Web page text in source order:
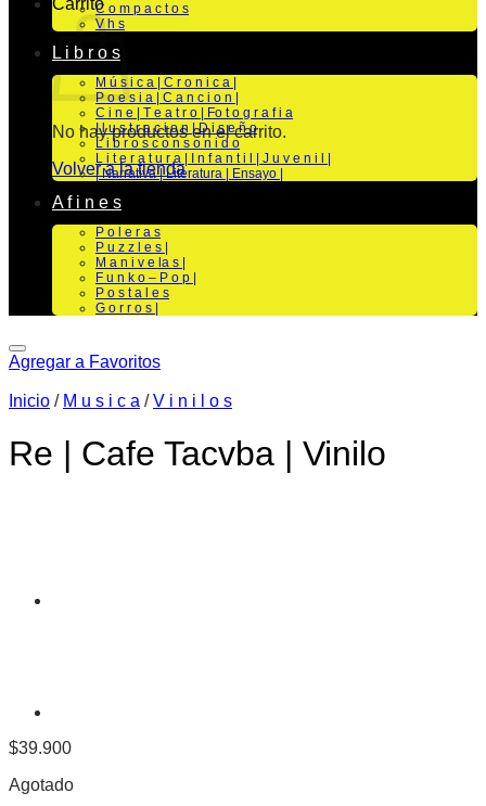
No hay productos en el carrito.
Volver a la tienda
C o m p a c t o s
V h s
L i b r o s
M ú s i c a | C r o n i c a |
P o e s i a | C a n c i o n |
C i n e | T e a t r o | Fo t o g r a f i a
I l u s t r a c i o n | D i s e ñ o
L i b r o s c o n s o n i d o
L i t e r a t u r a | I n f a n t i l | J u v e n i l |
| Narrativa | Literatura | Ensayo |
A f i n e s
P o l e r a s
P u z z l e s |
M a n i v e la s |
F u n k o – P o p |
P o s t a l e s
G o r r o s |
Agregar a Favoritos
Inicio / M u s i c a / V i n i l o s
Re | Cafe Tacvba | Vinilo
$39.900
Agotado